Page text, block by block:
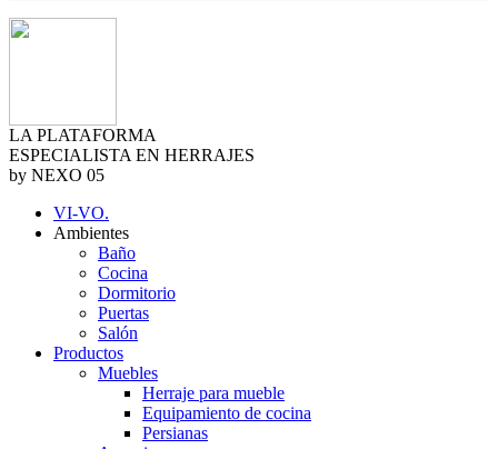
LA PLATAFORMA
ESPECIALISTA EN HERRAJES
by NEXO 05
VI-VO.
Ambientes
Baño
Cocina
Dormitorio
Puertas
Salón
Productos
Muebles
Herraje para mueble
Equipamiento de cocina
Persianas